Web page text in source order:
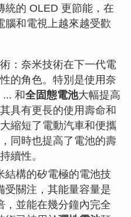
統的 OLED 更節能，在
腦和電視上越來越受歡
：奈米技術在下一代電
的角色。特別是使用奈
... 和全固態電池大幅提高
具有更長的使用壽命和
縮短了電動汽車和便攜
同時也提高了電池的壽
續性。
結構的矽電極的電池技
受關注，其能量容量是
，並能在幾分鐘內完全